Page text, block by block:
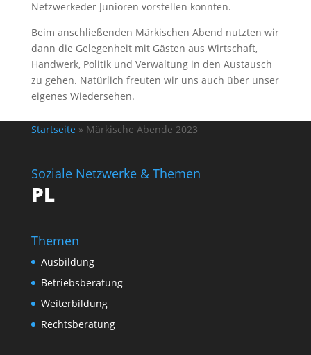
Netzwerkeder Junioren vorstellen konnten.
Beim anschließenden Märkischen Abend nutzten wir
dann die Gelegenheit mit Gästen aus Wirtschaft,
Handwerk, Politik und Verwaltung in den Austausch
zu gehen. Natürlich freuten wir uns auch über unser
eigenes Wiedersehen.
Startseite » Märkische Abende 2023
Soziale Netzwerke & Themen
PL
Themen
Ausbildung
Betriebsberatung
Weiterbildung
Rechtsberatung